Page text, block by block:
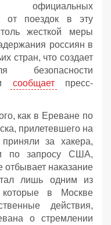
официальных
от поездок в эту
жесткой меры
россиян в
стран, что создает
безопасности
сообщает
пресс-
как в Ереване по
прилетевшего на
за хакера,
по запросу США,
отбывает наказание
лишь одним из
в Москве
действия,
о стремлении